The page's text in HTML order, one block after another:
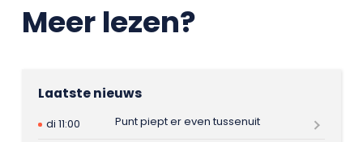
Meer lezen?
Laatste nieuws
di 11:00
Punt piept er even tussenuit